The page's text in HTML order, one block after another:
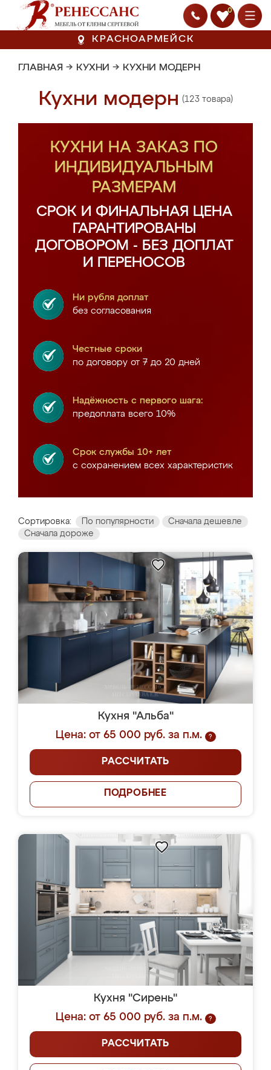
0
КРАСНОАРМЕЙСК
ГЛАВНАЯ → КУХНИ → КУХНИ МОДЕРН
Кухни модерн (123 товара)
КУХНИ НА ЗАКАЗ ПО
ИНДИВИДУАЛЬНЫМ
РАЗМЕРАМ
СРОК И ФИНАЛЬНАЯ ЦЕНА
ГАРАНТИРОВАНЫ
ДОГОВОРОМ - БЕЗ ДОПЛАТ
И ПЕРЕНОСОВ
Ни рубля доплат
без согласования
Честные сроки
по договору от 7 до 20 дней
Надёжность с первого шага:
предоплата всего 10%
Срок службы 10+ лет
с сохранением всех характеристик
Сортировка: По популярности
Сначала дешевле
Сначала дороже
Кухня "Альба"
Цена: от 65 000 руб. за п.м.
?
РАССЧИТАТЬ
ПОДРОБНЕЕ
Кухня "Сирень"
Цена: от 65 000 руб. за п.м.
?
РАССЧИТАТЬ